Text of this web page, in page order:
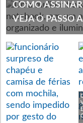
COMO
VEJA O PASSO